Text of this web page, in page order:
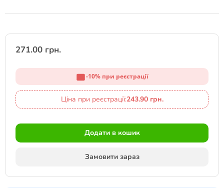
271.00 грн.
-10% при реєстрації
Ціна при реєстрації:243.90 грн.
Додати в кошик
Замовити зараз